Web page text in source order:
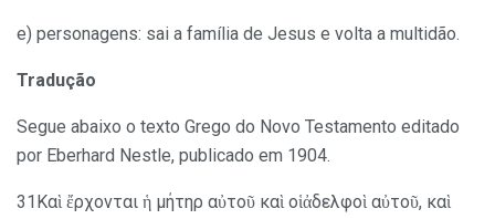
e) personagens: sai a família de Jesus e volta a multidão.
Tradução
Segue abaixo o texto Grego do Novo Testamento editado
por Eberhard Nestle, publicado em 1904.
31Καὶ ἔρχονται ἡ μήτηρ αὐτοῦ καὶ οἱἀδελφοὶ αὐτοῦ, καὶ